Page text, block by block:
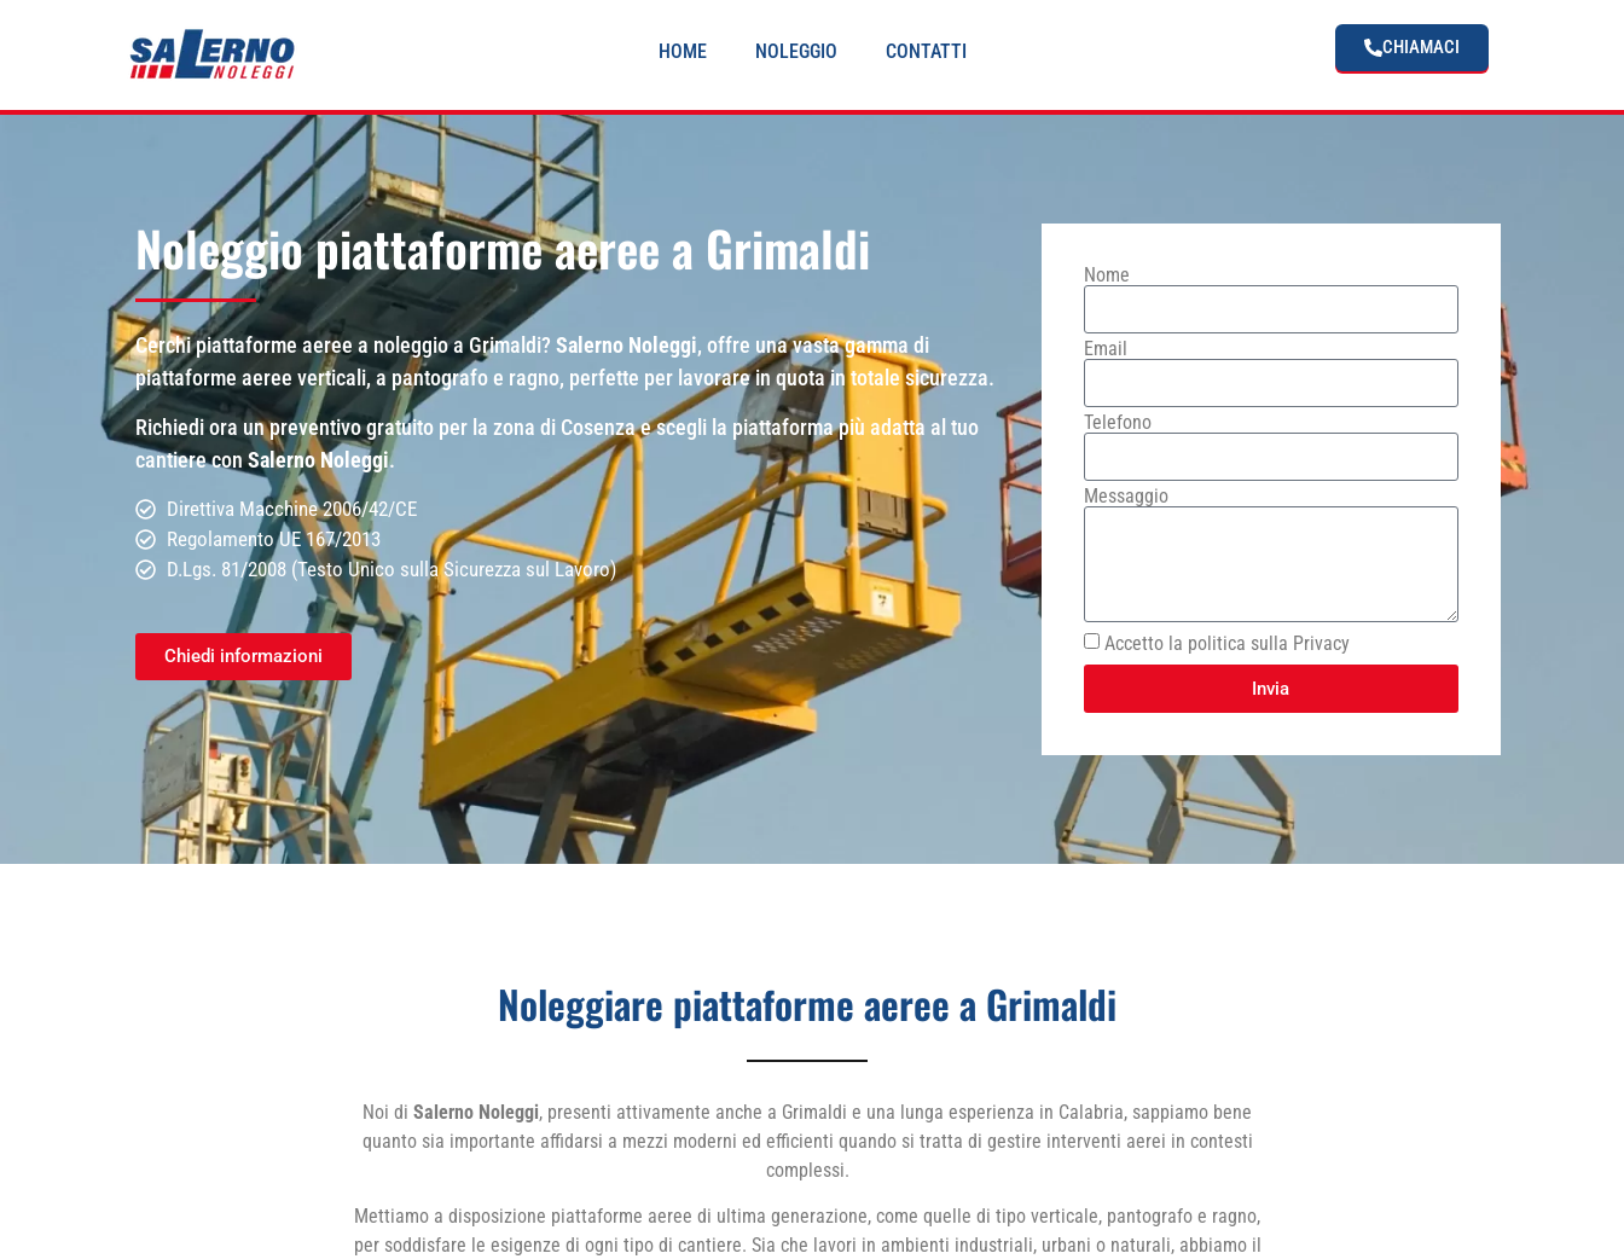
HOME NOLEGGIO CONTATTI CHIAMACI
Noleggio piattaforme aeree a Grimaldi
Cerchi piattaforme aeree a noleggio a Grimaldi? Salerno Noleggi, offre una vasta gamma di
piattaforme aeree verticali, a pantografo e ragno, perfette per lavorare in quota in totale sicurezza.
Richiedi ora un preventivo gratuito per la zona di Cosenza e scegli la piattaforma più adatta al tuo
cantiere conSalerno Noleggi.
Direttiva Macchine 2006/42/CE
Regolamento UE 167/2013
D.Lgs. 81/2008 (Testo Unico sulla Sicurezza sul Lavoro)
Chiedi informazioni
Nome
Email
Telefono
Messaggio
Accetto la politica sulla Privacy
Invia
Noleggiare piattaforme aeree a Grimaldi
Noi diSalerno Noleggi, presenti attivamente anche a Grimaldi e una lunga esperienza in Calabria, sappiamo bene
quanto sia importante affidarsi a mezzi moderni ed efficienti quando si tratta di gestire interventi aerei in contesti
complessi.
Mettiamo a disposizione piattaforme aeree di ultima generazione, come quelle di tipo verticale, pantografo e ragno,
per soddisfare le esigenze di ogni tipo di cantiere. Sia che lavori in ambienti industriali, urbani o naturali, abbiamo il